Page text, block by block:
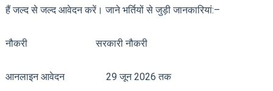
हैं जल्द से जल्द आवेदन करें। जाने भर्तियों से जुड़ी जानकारियां:–
नौकरी सरकारी नौकरी
आनलाइन आवेदन 29 जून 2026 तक